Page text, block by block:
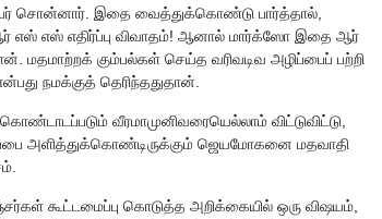
சொன்னார். இதை வைத்துக்கொண்டு பார்த்தால்,
எஸ் எதிர்ப்பு விவாதம்! ஆனால் மார்க்ஸோ இதை ஆர்
மதமாற்றக் கும்பல்கள் செய்த வரிவடிவ அழிப்பைப் பற்றி
நமக்குத் தெரிந்ததுதான்.
வீரமாமுனிவரையெல்லாம் விட்டுவிட்டு,
அளித்துக்கொண்டிருக்கும் ஜெயமோகனை மதவாதி
கூட்டமைப்பு கொடுத்த அறிக்கையில் ஒரு விஷயம்,